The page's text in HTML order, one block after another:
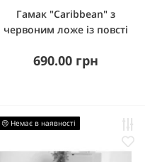
Гамак "Caribbean" з
червоним ложе із повсті
690.00 грн
😢 Немає в наявності